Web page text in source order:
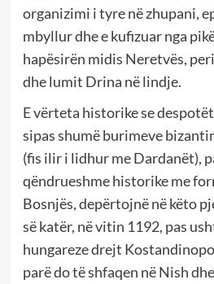
organizimi i tyre në zhupani,
mbyllur dhe e kufizuar nga
hapësirën midis Neretvës,
dhe lumit Drina në lindje.
E vërteta historike se
sipas shumë burimeve
(fis ilir i lidhur me Dardanët),
qëndrueshme historike me
Bosnjës, depërtojnë në këto
së katër, në vitin 1192, pas
hungareze drejt
parë do të shfaqen në Nish